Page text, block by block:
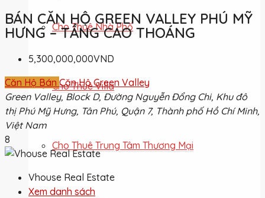
Cho Thuê Nhà Phố
Cho Thuê Villa
Cho Thuê Trung Tâm Thương Mại
BÁN CĂN HỘ GREEN VALLEY PHÚ MỸ
HƯNG – TẦNG CAO THOÁNG
5,300,000,000VND
Căn Hộ Bán Căn Hộ Green Valley
Green Valley, Block D, Đường Nguyễn Đổng Chi, Khu đô
thị Phú Mỹ Hưng, Tân Phú, Quận 7, Thành phố Hồ Chí Minh,
Việt Nam
8
Vhouse Real Estate
Xem danh sách